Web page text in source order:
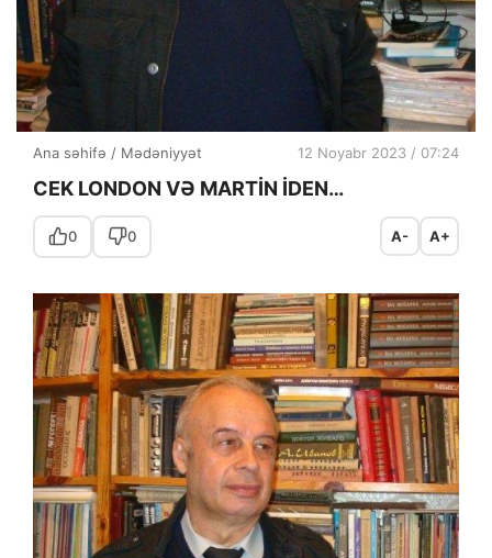
Ana səhifə / Mədəniyyət 12 Noyabr 2023 / 07:24
CEK LONDON VƏ MARTİN İDEN…
0 0 A- A+